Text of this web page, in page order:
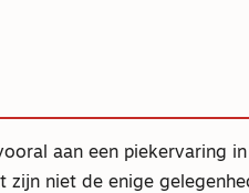
aan een piekervaring
niet de enige